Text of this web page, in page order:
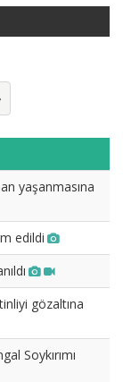
yaşanmasına
edildi
gözaltına
Soykırımı